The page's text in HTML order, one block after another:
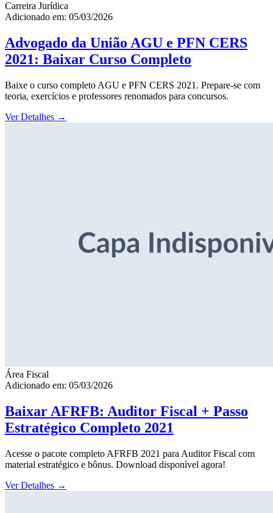
Carreira Jurídica
Adicionado em: 05/03/2026
Advogado da União AGU e PFN CERS
2021: Baixar Curso Completo
Baixe o curso completo AGU e PFN CERS 2021. Prepare-se com
teoria, exercícios e professores renomados para concursos.
Ver Detalhes →
Área Fiscal
Adicionado em: 05/03/2026
Baixar AFRFB: Auditor Fiscal + Passo
Estratégico Completo 2021
Acesse o pacote completo AFRFB 2021 para Auditor Fiscal com
material estratégico e bônus. Download disponível agora!
Ver Detalhes →